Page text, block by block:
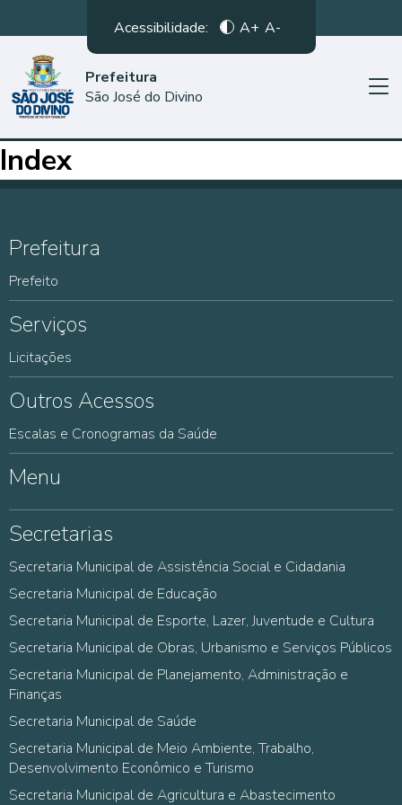
Acessibilidade: A+ A-
Prefeitura
São José do Divino
Index
Prefeitura
Prefeito
Serviços
Licitações
Outros Acessos
Escalas e Cronogramas da Saúde
Menu
Secretarias
Secretaria Municipal de Assistência Social e Cidadania
Secretaria Municipal de Educação
Secretaria Municipal de Esporte, Lazer, Juventude e Cultura
Secretaria Municipal de Obras, Urbanismo e Serviços Públicos
Secretaria Municipal de Planejamento, Administração e
Finanças
Secretaria Municipal de Saúde
Secretaria Municipal de Meio Ambiente, Trabalho,
Desenvolvimento Econômico e Turismo
Secretaria Municipal de Agricultura e Abastecimento